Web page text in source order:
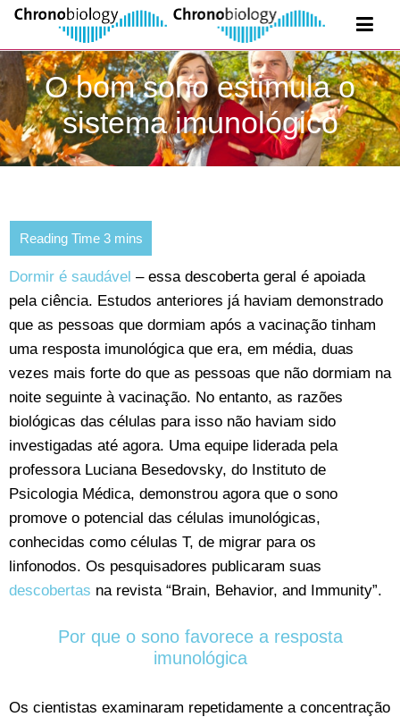
O bom sono estimula o
sistema imunológico
Dormir é saudável – essa descoberta geral é apoiada
pela ciência. Estudos anteriores já haviam demonstrado
que as pessoas que dormiam após a vacinação tinham
uma resposta imunológica que era, em média, duas
vezes mais forte do que as pessoas que não dormiam na
noite seguinte à vacinação. No entanto, as razões
biológicas das células para isso não haviam sido
investigadas até agora. Uma equipe liderada pela
professora Luciana Besedovsky, do Instituto de
Psicologia Médica, demonstrou agora que o sono
promove o potencial das células imunológicas,
conhecidas como células T, de migrar para os
linfonodos. Os pesquisadores publicaram suas
descobertas na revista “Brain, Behavior, and Immunity”.
Por que o sono favorece a resposta
imunológica
Os cientistas examinaram repetidamente a concentração